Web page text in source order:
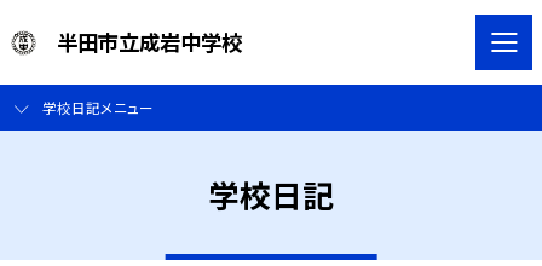
半田市立成岩中学校
学校日記メニュー
学校日記